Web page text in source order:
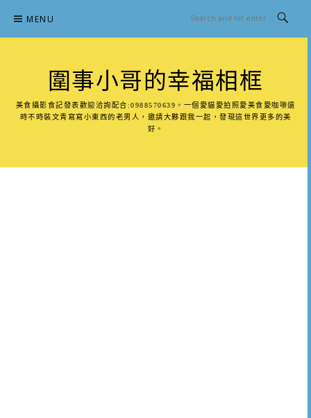
content
MENU
圍事小哥的幸福相框
美食攝影食記發表歡迎洽詢配合:0988570639。一個愛貓愛拍照愛美食愛咖啡還
時不時裝文青寫寫小東西的老男人，邀請大夥跟我一起，發現這世界更多的美
好。